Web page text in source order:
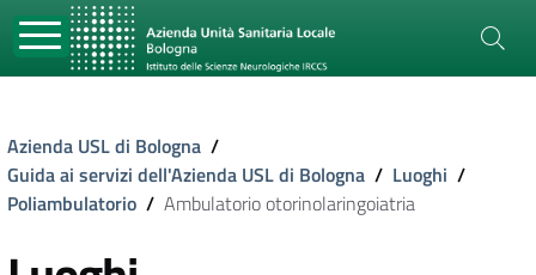
Azienda USL di Bologna /
Guida ai servizi dell'Azienda USL di Bologna / Luoghi /
Poliambulatorio / Ambulatorio otorinolaringoiatria